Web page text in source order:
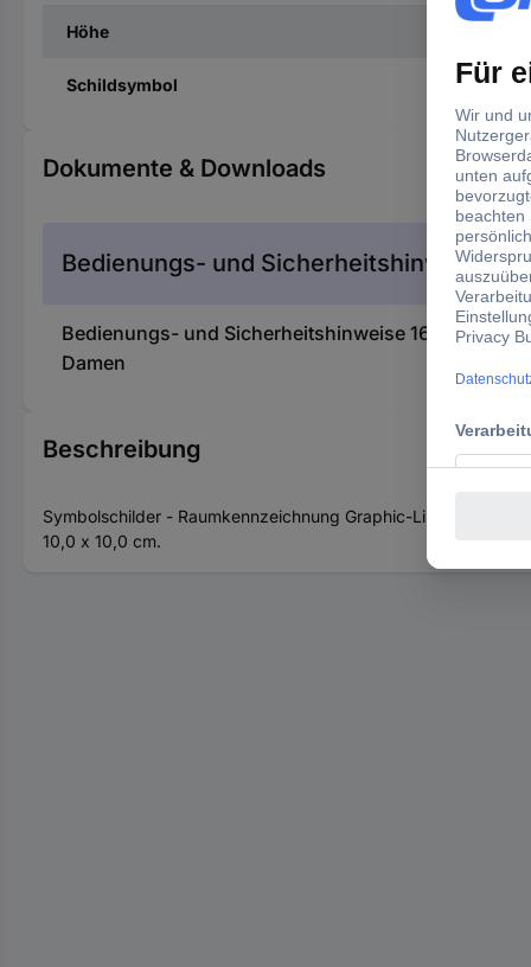
Höhe
Schildsymbol
Dokumente & Downloads
Bedienungs- und Sicherheitshinweise
Bedienungs- und Sicherheitshinweise 1614779
Damen
Beschreibung
Symbolschilder - Raumkennzeichnung Graphic-Line.
10,0 x 10,0 cm.